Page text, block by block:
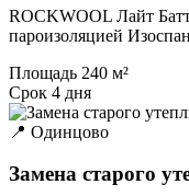
ROCKWOOL Лайт
пароизоляцией
Площадь 240 м²
Срок 4 дня
📍 Одинцово
Замена старого